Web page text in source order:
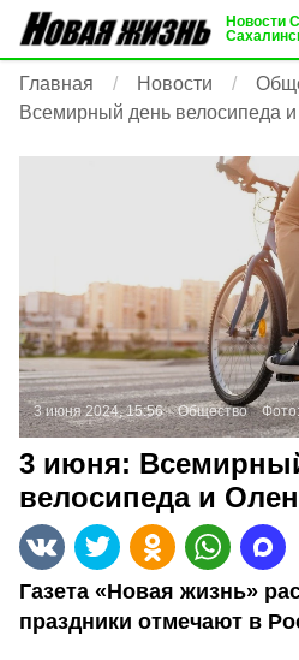
Новости
Главная Новости
Всемирный день велосипеда
3 июня 2024, 15:56 Общество
3 июня:
велосипеда и
Газета «Новая жизнь»
праздники отмечают в